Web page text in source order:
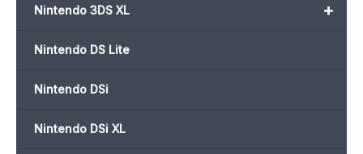
+
Nintendo 3DS XL
Nintendo DS Lite
Nintendo DSi
Nintendo DSi XL